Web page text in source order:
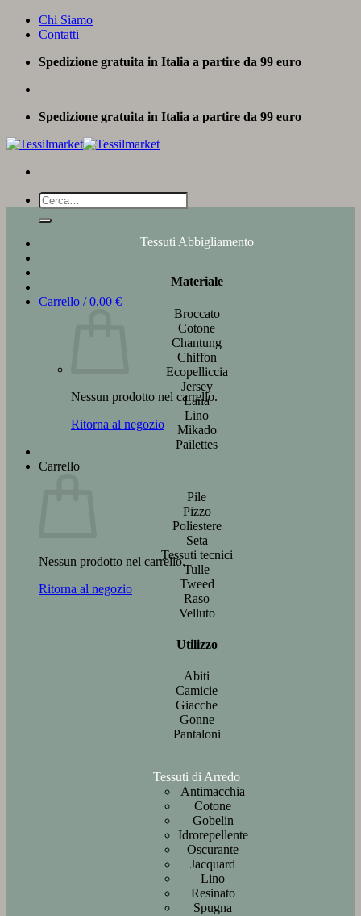
Salta
Chi Siamo
Contatti
Spedizione gratuita in Italia a partire da 99 euro
Spedizione gratuita in Italia a partire da 99 euro
Cerca:
Carrello /0,00 €
Nessun prodotto nel carrello.
Ritorna al negozio
Carrello
Nessun prodotto nel carrello.
Ritorna al negozio
Tessuti Abbigliamento
Materiale
Broccato
Cotone
Chantung
Chiffon
Ecopelliccia
Jersey
Lana
Lino
Mikado
Pailettes
Pile
Pizzo
Poliestere
Seta
Tessuti tecnici
Tulle
Tweed
Raso
Velluto
Utilizzo
Abiti
Camicie
Giacche
Gonne
Pantaloni
Tessuti di Arredo
Antimacchia
Cotone
Gobelin
Idrorepellente
Oscurante
Jacquard
Lino
Resinato
Spugna